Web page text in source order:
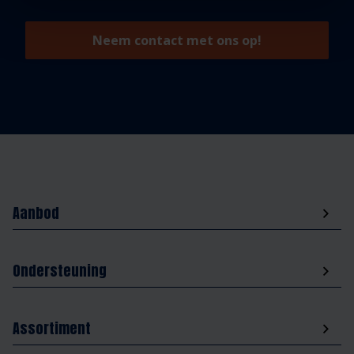
Neem contact met ons op!
Aanbod
Ondersteuning
Assortiment